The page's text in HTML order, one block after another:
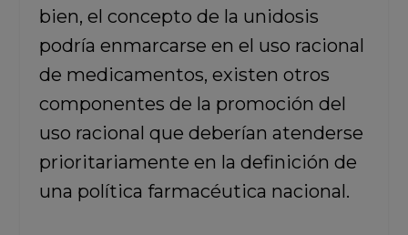
bien, el concepto de la unidosis
podría enmarcarse en el uso racional
de medicamentos, existen otros
componentes de la promoción del
uso racional que deberían atenderse
prioritariamente en la definición de
una política farmacéutica nacional.